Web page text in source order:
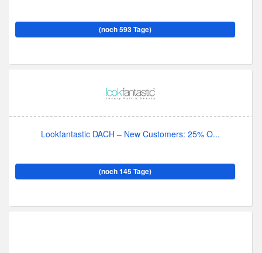
(noch 593 Tage)
Lookfantastic DACH – New Customers: 25% O...
(noch 145 Tage)